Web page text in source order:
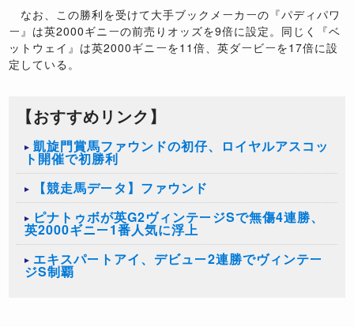
なお、この勝利を受けて大手ブックメーカーの『パディパワ
ー』は英2000ギニーの前売りオッズを9倍に設定。同じく『ベ
ットウェイ』は英2000ギニーを11倍、英ダービーを17倍に設
定している。
【おすすめリンク】
凱旋門賞馬ファウンドの初仔、ロイヤルアスコッ
ト開催で初勝利
【競走馬データ】ファウンド
ピナトゥボが英G2ヴィンテージSで無傷4連勝、
英2000ギニー1番人気に浮上
エキスパートアイ、デビュー2連勝でヴィンテー
ジS制覇